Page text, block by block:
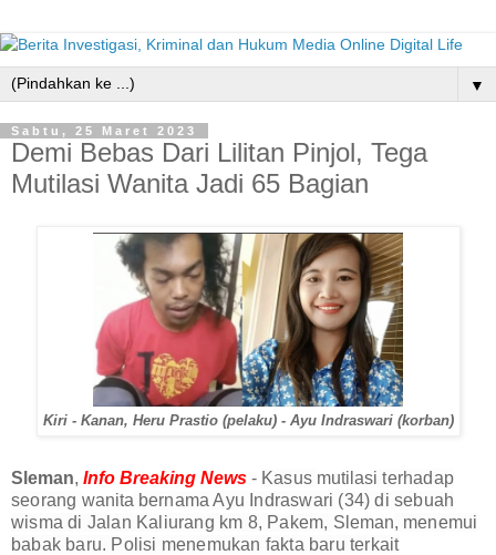
▼
Sabtu, 25 Maret 2023
Demi Bebas Dari Lilitan Pinjol, Tega
Mutilasi Wanita Jadi 65 Bagian
Kiri - Kanan, Heru Prastio (pelaku) - Ayu Indraswari (korban)
Sleman, Info Breaking News - Kasus mutilasi terhadap
seorang wanita bernama Ayu Indraswari (34) di sebuah
wisma di Jalan Kaliurang km 8, Pakem, Sleman, menemui
babak baru. Polisi menemukan fakta baru terkait